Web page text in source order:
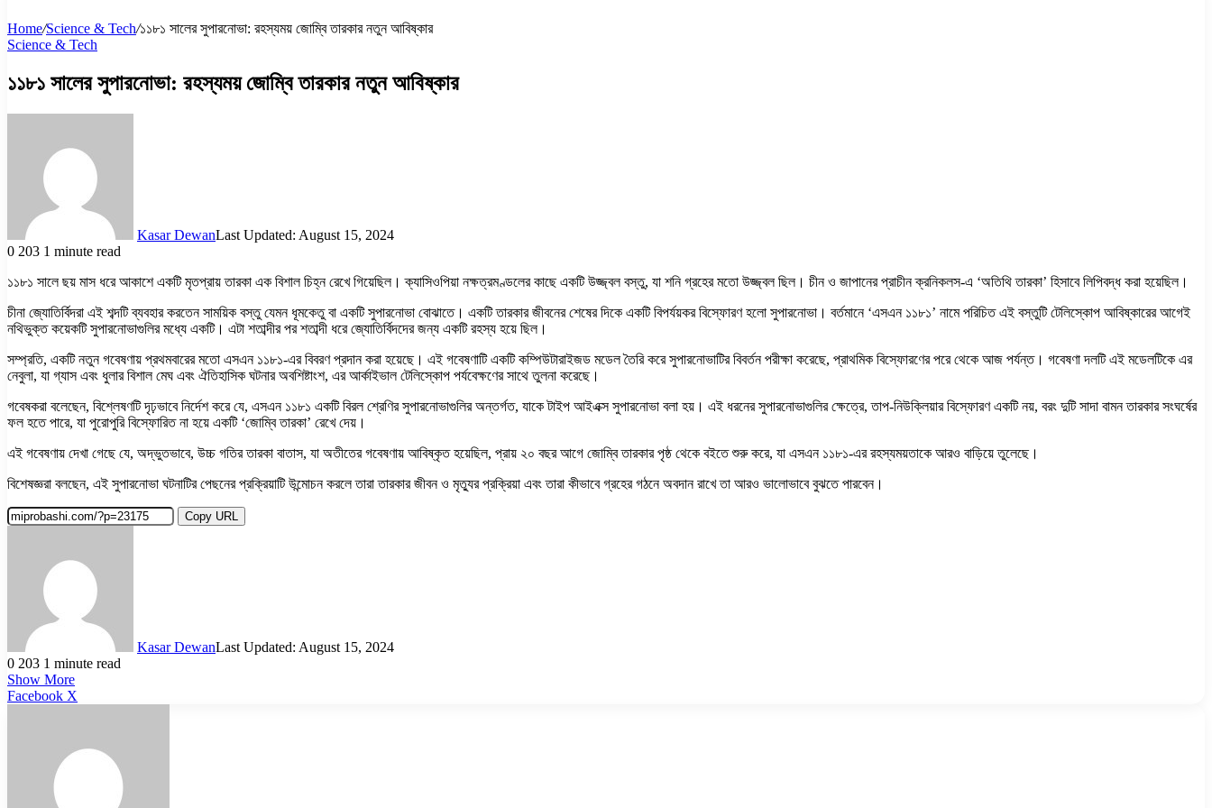
Home/Science & Tech/১১৮১ সালের সুপারনোভা: রহস্যময় জোম্বি তারকার নতুন আবিষ্কার
Science & Tech
১১৮১ সালের সুপারনোভা: রহস্যময় জোম্বি তারকার নতুন আবিষ্কার
Kasar DewanLast Updated: August 15, 2024
0 203 1 minute read
১১৮১ সালে ছয় মাস ধরে আকাশে একটি মৃতপ্রায় তারকা এক বিশাল চিহ্ন রেখে গিয়েছিল। ক্যাসিওপিয়া নক্ষত্রমণ্ডলের কাছে একটি উজ্জ্বল বস্তু, যা শনি গ্রহের মতো উজ্জ্বল ছিল। চীন ও জাপানের প্রাচীন ক্রনিকলস-এ ‘অতিথি তারকা’ হিসাবে লিপিবদ্ধ করা হয়েছিল।
চীনা জ্যোতির্বিদরা এই শব্দটি ব্যবহার করতেন সাময়িক বস্তু যেমন ধূমকেতু বা একটি সুপারনোভা বোঝাতে। একটি তারকার জীবনের শেষের দিকে একটি বিপর্যয়কর বিস্ফোরণ হলো সুপারনোভা। বর্তমানে ‘এসএন ১১৮১’ নামে পরিচিত এই বস্তুটি টেলিস্কোপ আবিষ্কারের আগেই
নথিভুক্ত কয়েকটি সুপারনোভাগুলির মধ্যে একটি। এটা শতাব্দীর পর শতাব্দী ধরে জ্যোতির্বিদদের জন্য একটি রহস্য হয়ে ছিল।
সম্প্রতি, একটি নতুন গবেষণায় প্রথমবারের মতো এসএন ১১৮১-এর বিবরণ প্রদান করা হয়েছে। এই গবেষণাটি একটি কম্পিউটারাইজড মডেল তৈরি করে সুপারনোভাটির বিবর্তন পরীক্ষা করেছে, প্রাথমিক বিস্ফোরণের পরে থেকে আজ পর্যন্ত। গবেষণা দলটি এই মডেলটিকে এর
নেবুলা, যা গ্যাস এবং ধুলার বিশাল মেঘ এবং ঐতিহাসিক ঘটনার অবশিষ্টাংশ, এর আর্কাইভাল টেলিস্কোপ পর্যবেক্ষণের সাথে তুলনা করেছে।
গবেষকরা বলেছেন, বিশ্লেষণটি দৃঢ়ভাবে নির্দেশ করে যে, এসএন ১১৮১ একটি বিরল শ্রেণির সুপারনোভাগুলির অন্তর্গত, যাকে টাইপ আইএক্স সুপারনোভা বলা হয়। এই ধরনের সুপারনোভাগুলির ক্ষেত্রে, তাপ-নিউক্লিয়ার বিস্ফোরণ একটি নয়, বরং দুটি সাদা বামন তারকার সংঘর্ষের
ফল হতে পারে, যা পুরোপুরি বিস্ফোরিত না হয়ে একটি ‘জোম্বি তারকা’ রেখে দেয়।
এই গবেষণায় দেখা গেছে যে, অদ্ভুতভাবে, উচ্চ গতির তারকা বাতাস, যা অতীতের গবেষণায় আবিষ্কৃত হয়েছিল, প্রায় ২০ বছর আগে জোম্বি তারকার পৃষ্ঠ থেকে বইতে শুরু করে, যা এসএন ১১৮১-এর রহস্যময়তাকে আরও বাড়িয়ে তুলেছে।
বিশেষজ্ঞরা বলছেন, এই সুপারনোভা ঘটনাটির পেছনের প্রক্রিয়াটি উন্মোচন করলে তারা তারকার জীবন ও মৃত্যুর প্রক্রিয়া এবং তারা কীভাবে গ্রহের গঠনে অবদান রাখে তা আরও ভালোভাবে বুঝতে পারবেন।
Copy URL
Kasar DewanLast Updated: August 15, 2024
0 203 1 minute read
Show More
Facebook X